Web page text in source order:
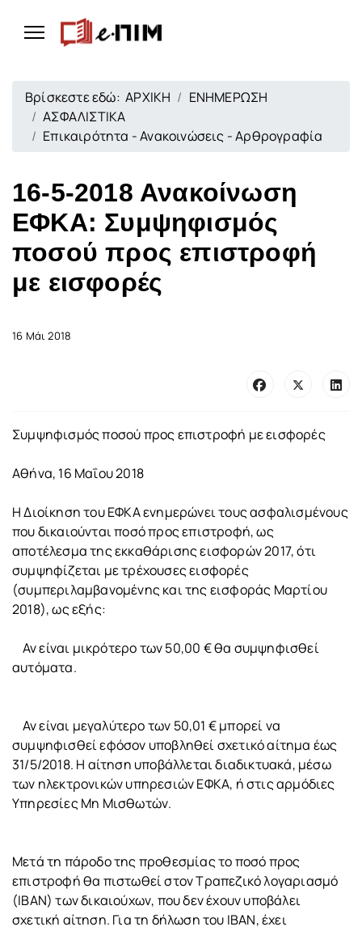
Βρίσκεστε εδώ:ΑΡΧΙΚΗ
ΕΝΗΜΕΡΩΣΗ
ΑΣΦΑΛΙΣΤΙΚΑ
Επικαιρότητα - Ανακοινώσεις - Αρθρογραφία
16-5-2018 Ανακοίνωση
ΕΦΚΑ: Συμψηφισμός
ποσού προς επιστροφή
με εισφορές
16 Μάι 2018
Συμψηφισμός ποσού προς επιστροφή με εισφορές
Αθήνα, 16 Μαΐου 2018
Η Διοίκηση του ΕΦΚΑ ενημερώνει τους ασφαλισμένους
που δικαιούνται ποσό προς επιστροφή, ως
αποτέλεσμα της εκκαθάρισης εισφορών 2017, ότι
συμψηφίζεται με τρέχουσες εισφορές
(συμπεριλαμβανομένης και της εισφοράς Μαρτίου
2018), ως εξής:
Αν είναι μικρότερο των 50,00 € θα συμψηφισθεί
αυτόματα.
Αν είναι μεγαλύτερο των 50,01 € μπορεί να
συμψηφισθεί εφόσον υποβληθεί σχετικό αίτημα έως
31/5/2018. Η αίτηση υποβάλλεται διαδικτυακά, μέσω
των ηλεκτρονικών υπηρεσιών ΕΦΚΑ, ή στις αρμόδιες
Υπηρεσίες Μη Μισθωτών.
Μετά τη πάροδο της προθεσμίας το ποσό προς
επιστροφή θα πιστωθεί στον Τραπεζικό λογαριασμό
(ΙΒΑΝ) των δικαιούχων, που δεν έχουν υποβάλει
σχετική αίτηση. Για τη δήλωση του ΙΒΑΝ, έχει